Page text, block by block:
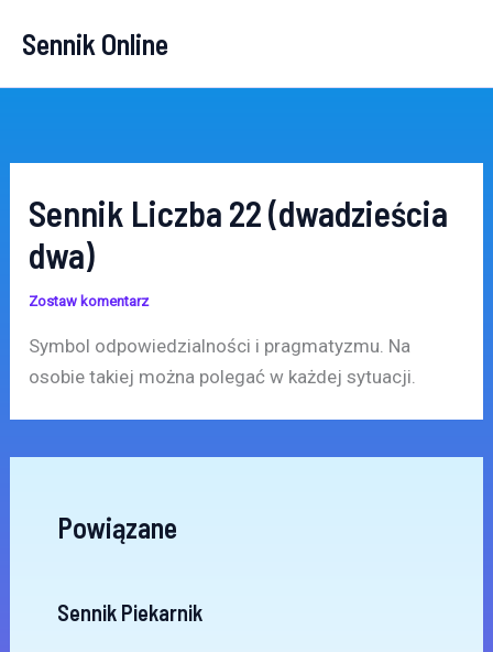
Sennik Online
Sennik Liczba 22 (dwadzieścia
dwa)
Zostaw komentarz
Symbol odpowiedzialności i pragmatyzmu. Na
osobie takiej można polegać w każdej sytuacji.
Powiązane
Sennik Piekarnik